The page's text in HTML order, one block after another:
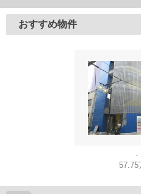
おすすめ物件
-
57.75